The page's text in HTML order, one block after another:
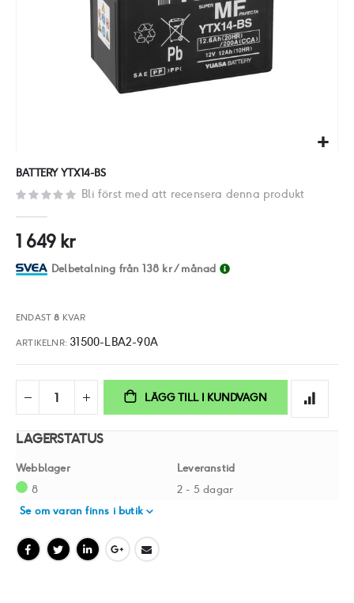
början
bildgalleriet
BATTERY YTX14-BS
Bli först med att recensera denna produkt
1 649 kr
Delbetalning från 138 kr/ månad
ENDAST8 KVAR
ARTIKELNR 31500-LBA2-90A
LÄGG TILL I KUNDVAGN
LAGERSTATUS
Webblager
Leveranstid
8
2 - 5 dagar
Se om varan finns i butik